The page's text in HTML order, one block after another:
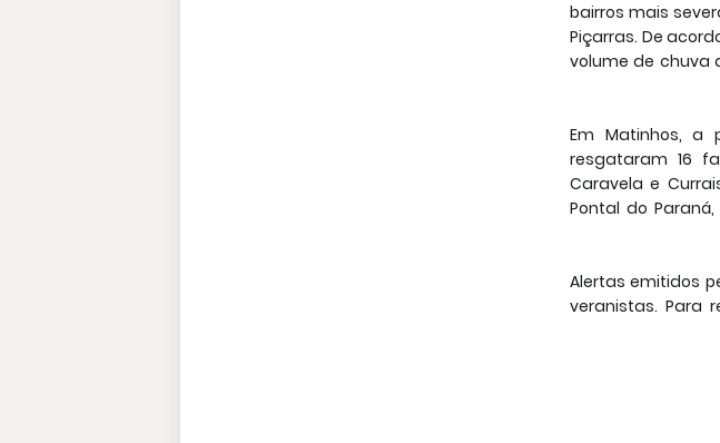
bairros mais
Piçarras. De
volume de chuva
Em Matinhos, a
resgataram 16
Caravela e
Pontal do
Alertas emitidos
veranistas. Para